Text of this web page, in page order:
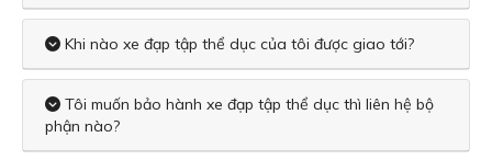
Khi nào xe đạp tập thể dục của tôi được giao tới?
Tôi muốn bảo hành xe đạp tập thể dục thì liên hệ bộ
phận nào?